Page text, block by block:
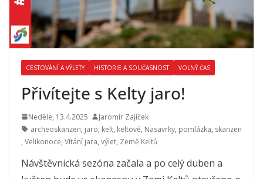
CESTOVÁNÍ A VÝLETY HISTORIE A SOUČASNOST VOLNÝ ČAS
Přivítejte s Kelty jaro!
Neděle, 13.4.2025
Jaromír Zajíček
archeoskanzen, jaro, kelt, keltové, Nasavrky, pomlázka, skanzen
, Velikonoce, Vítání jara, výlet, Země Keltů
Návštěvnická sezóna začala a po celý duben a